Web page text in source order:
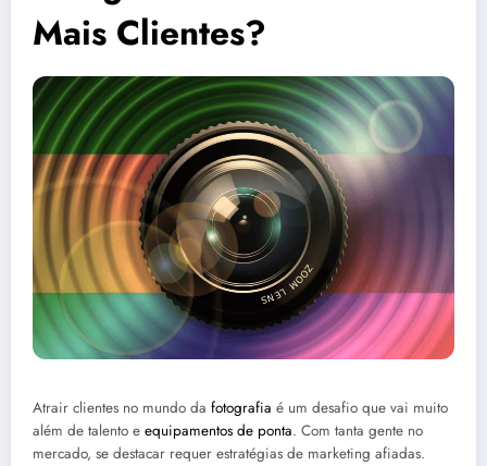
Mais Clientes?
Atrair clientes no mundo da fotografia é um desafio que vai muito
além de talento e equipamentos de ponta. Com tanta gente no
mercado, se destacar requer estratégias de marketing afiadas.